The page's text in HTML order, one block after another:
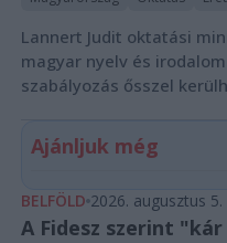
Lannert Judit oktatási
magyar nyelv és
szabályozás ősszel
Ajánljuk még
BELFÖLD 2026. augusztus 5.
A Fidesz szerint